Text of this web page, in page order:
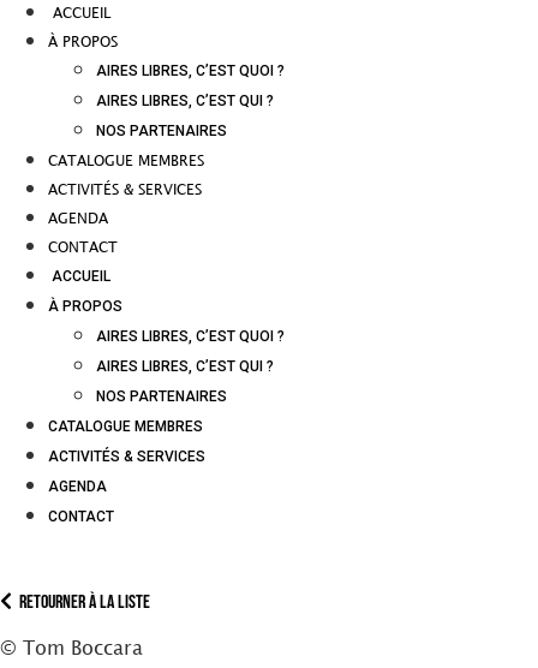
ACCUEIL
À PROPOS
AIRES LIBRES, C’EST QUOI ?
AIRES LIBRES, C’EST QUI ?
NOS PARTENAIRES
CATALOGUE MEMBRES
ACTIVITÉS & SERVICES
AGENDA
CONTACT
ACCUEIL
À PROPOS
AIRES LIBRES, C’EST QUOI ?
AIRES LIBRES, C’EST QUI ?
NOS PARTENAIRES
CATALOGUE MEMBRES
ACTIVITÉS & SERVICES
AGENDA
CONTACT
Retourner à la liste
© Tom Boccara